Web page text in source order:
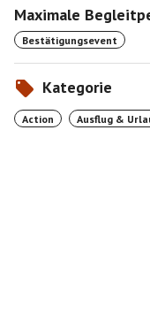
Maximale
Bestätigungsevent
Kategorie
Action Ausflug &